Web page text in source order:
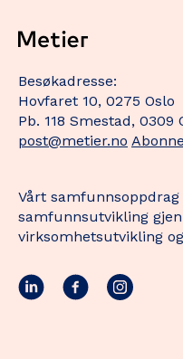
Besøkadresse:
Hovfaret 10, 0275 Oslo
Pb. 118 Smestad, 0309
post@metier.no
Vårt
samfunnsutvikling
virksomhetsutvikling